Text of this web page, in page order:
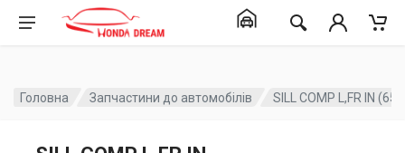
Головна Запчастини до автомобілів SILL COMP L,FR IN